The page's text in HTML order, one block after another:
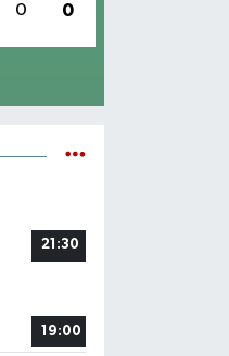
0 0
21:30
19:00